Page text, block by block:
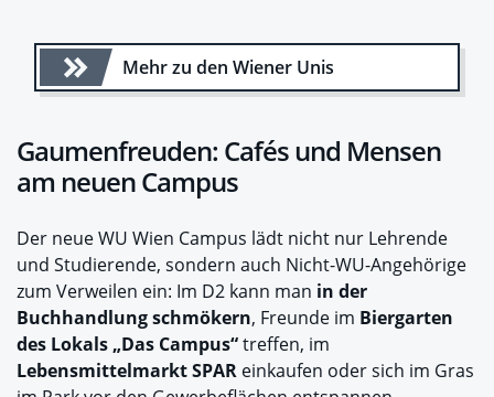
Mehr zu den Wiener Unis
Gaumenfreuden: Cafés und Mensen
am neuen Campus
Der neue WU Wien Campus lädt nicht nur Lehrende
und Studierende, sondern auch Nicht-WU-Angehörige
zum Verweilen ein: Im D2 kann man in der
Buchhandlung schmökern, Freunde im Biergarten
des Lokals „Das Campus“treffen, im
Lebensmittelmarkt SPAR einkaufen oder sich im Gras